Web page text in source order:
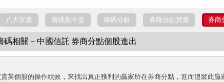
八大官股 籌碼集中度 籌碼分析 券商分點買賣 券商
碼相關－中國信託 券商分點個股進出
某個股的操作績效，來找出真正獲利的贏家所在券商分點，進而追蹤此贏